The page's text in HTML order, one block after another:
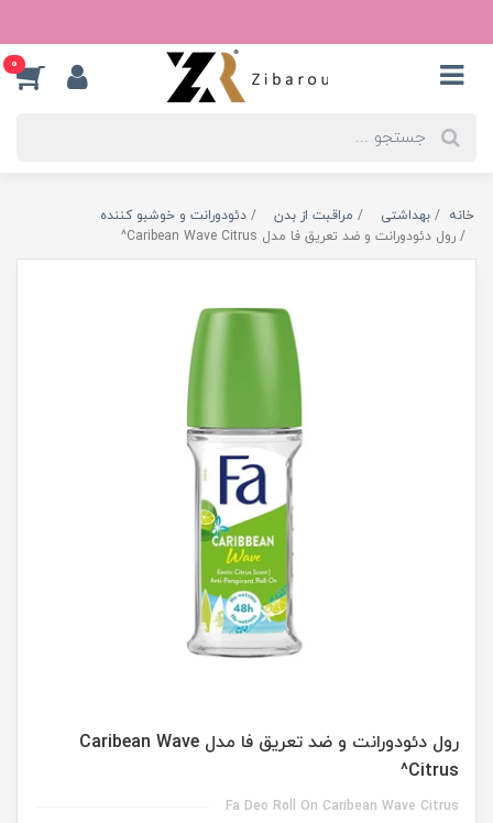
0
خانه بهداشتی مراقبت از بدن
دئودورانت و خوشبو کننده
رول دئودورانت و ضد تعریق فا مدل Caribean Wave Citrus^
رول دئودورانت و ضد تعریق فا مدل Caribean Wave
Citrus^
Fa Deo Roll On Caribean Wave Citrus